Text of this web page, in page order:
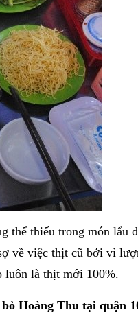
thể thiếu trong món lẩu
về việc thịt cũ bởi vì
luôn là thịt mới 100%.
Hoàng Thu tại quận